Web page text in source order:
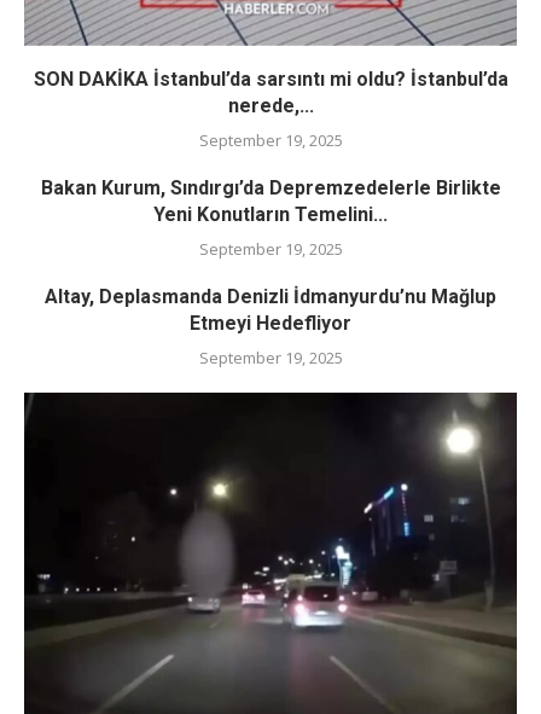
SON DAKİKA İstanbul’da sarsıntı mi oldu? İstanbul’da
nerede,...
September 19, 2025
Bakan Kurum, Sındırgı’da Depremzedelerle Birlikte
Yeni Konutların Temelini...
September 19, 2025
Altay, Deplasmanda Denizli İdmanyurdu’nu Mağlup
Etmeyi Hedefliyor
September 19, 2025